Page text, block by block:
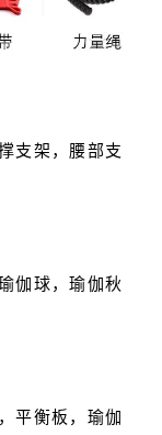
支架，腰部支
伽球，瑜伽秋
平衡板，瑜伽